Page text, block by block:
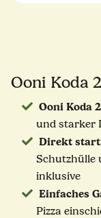
Ooni Koda
Ooni Koda
und starker
Direkt
Schutzhülle
inklusive
Einfaches
Pizza